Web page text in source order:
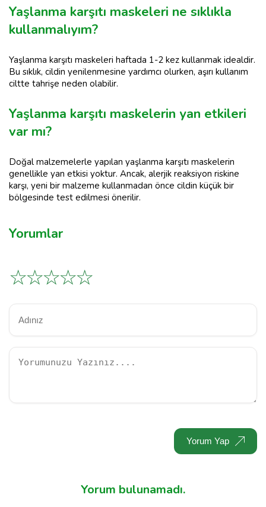
Yaşlanma karşıtı maskeleri ne sıklıkla
kullanmalıyım?
Yaşlanma karşıtı maskeleri haftada 1-2 kez kullanmak idealdir.
Bu sıklık, cildin yenilenmesine yardımcı olurken, aşırı kullanım
ciltte tahrişe neden olabilir.
Yaşlanma karşıtı maskelerin yan etkileri
var mı?
Doğal malzemelerle yapılan yaşlanma karşıtı maskelerin
genellikle yan etkisi yoktur. Ancak, alerjik reaksiyon riskine
karşı, yeni bir malzeme kullanmadan önce cildin küçük bir
bölgesinde test edilmesi önerilir.
Yorumlar
☆
☆
☆
☆
☆
Yorum Yap
Yorum bulunamadı.